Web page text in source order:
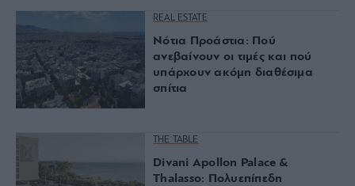
REAL ESTATE
Νότια Προάστια: Πού
ανεβαίνουν οι τιμές και πού
υπάρχουν ακόμη διαθέσιμα
σπίτια
THE TABLE
Divani Apollon Palace &
Thalasso: Πολυεπίπεδη